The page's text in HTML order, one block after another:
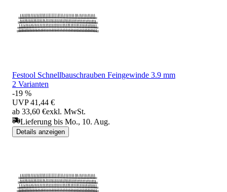
Festool Schnellbauschrauben Feingewinde 3.9 mm
2 Varianten
-19 %
UVP 41,44 €
ab 33,60 €exkl. MwSt.
Lieferung bis Mo., 10. Aug.
Details anzeigen